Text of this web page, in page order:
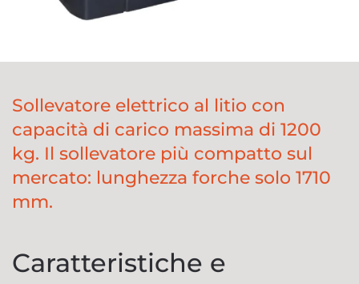
Sollevatore elettrico al litio con
capacità di carico massima di 1200
kg. Il sollevatore più compatto sul
mercato: lunghezza forche solo 1710
mm.
Caratteristiche e